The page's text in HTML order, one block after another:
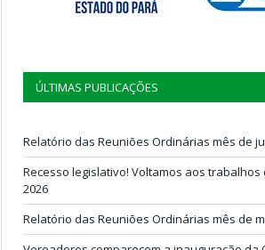
ÚLTIMAS PUBLICAÇÕES
Relatório das Reuniões Ordinárias mês de
Recesso legislativo! Voltamos aos trabalhos
2026
Relatório das Reuniões Ordinárias mês de